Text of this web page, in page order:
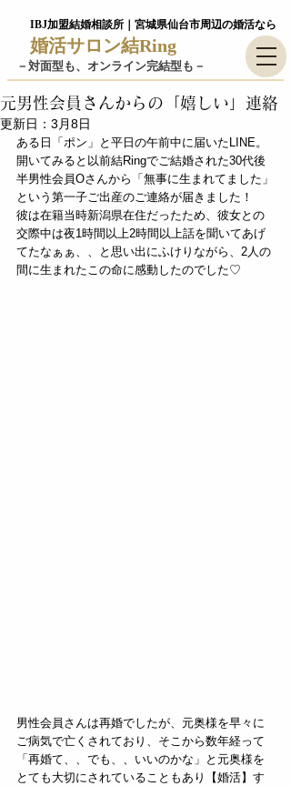
IBJ加盟結婚相談所｜宮城県仙台市周辺の婚活なら
婚活サロン結Ring
－​対面型も、オンライン完結型も－
元男性会員さんからの「嬉しい」連絡
更新日： 3月8日
ある日「ポン」と平日の午前中に届いたLINE。
開いてみると以前結Ringでご結婚された30代後
半男性会員Oさんから「無事に生まれてました」
という第一子ご出産のご連絡が届きました！
彼は在籍当時新潟県在住だったため、彼女との
交際中は夜1時間以上2時間以上話を聞いてあげ
てたなぁぁ、、と思い出にふけりながら、2人の
間に生まれたこの命に感動したのでした♡
男性会員さんは再婚でしたが、元奥様を早々に
ご病気で亡くされており、そこから数年経って
「再婚て、、でも、、いいのかな」と元奥様を
とても大切にされていることもあり【婚活】す